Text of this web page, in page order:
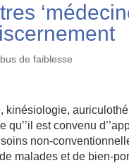
de faiblesse
kinésiologie,
qu’’il est convenu
non-
malades et de bien-